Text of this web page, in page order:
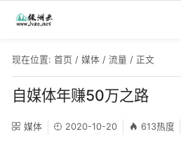
现在位置: 首页 / 媒体 / 流量 / 正文
自媒体年赚50万之路
媒体 2020-10-20 613热度